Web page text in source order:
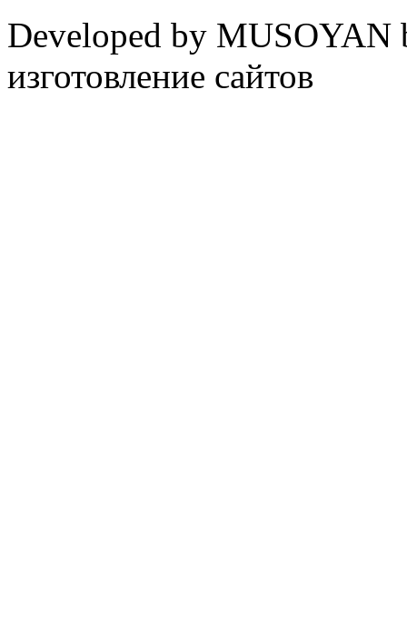
Developed by
изготовление сайтов